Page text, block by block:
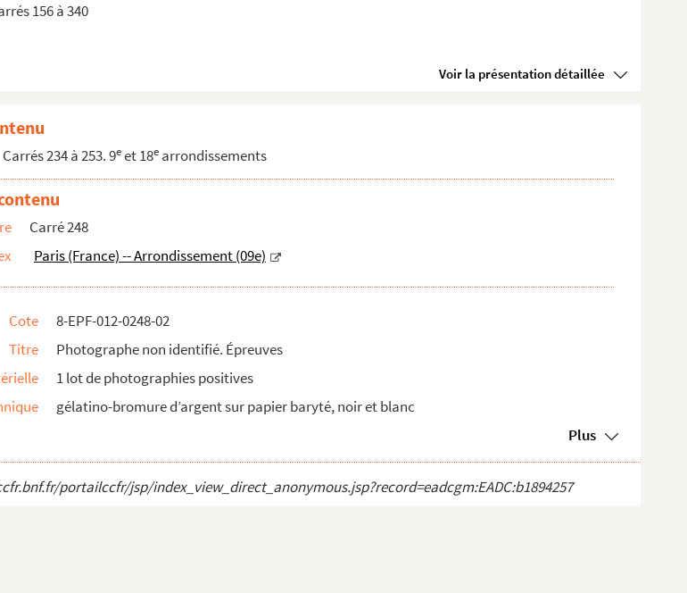
156 à 340
Voir la présentation détaillée
Carrés 234 à 253. 9eet 18e arrondissements
Carré 248
Paris (France) -- Arrondissement (09e)
Cote
8-EPF-012-0248-02
Titre
Photographe non identifié. Épreuves
1 lot de photographies positives
gélatino-bromure d’argent sur papier baryté, noir et blanc
Plus
portailccfr/jsp/index_view_direct_anonymous.jsp?record=eadcgm:EADC:b1894257